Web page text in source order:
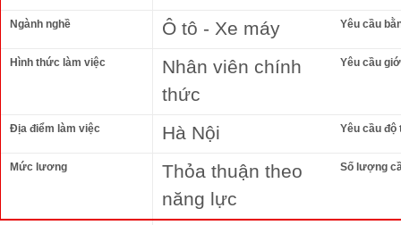
Ngành nghề Ô tô - Xe máy Yêu cầu
Hình thức làm việc
Nhân viên chính
thức
Yêu cầu
Địa điểm làm việc Hà Nội Yêu cầu độ
Mức lương
Thỏa thuận theo
năng lực
Số lượng